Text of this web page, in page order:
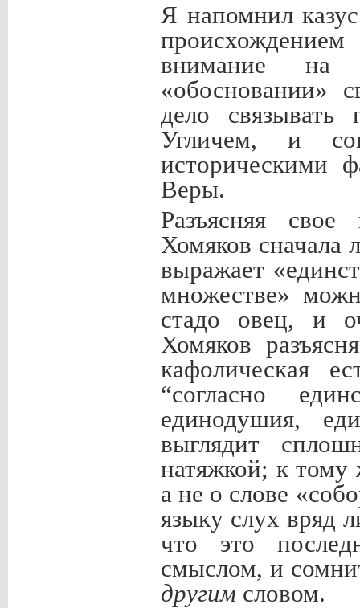
Я напомнил
внимание на
«обосновании»
дело связывать
Угличем, и
историческими
Веры.
Разъясняя
Хомяков сначала
выражает
множестве»
стадо овец, и
Хомяков
кафолическая
“согласно
единодушия,
выглядит
натяжкой; к тому
а не о слове
языку слух
что это
смыслом, и
другим словом.